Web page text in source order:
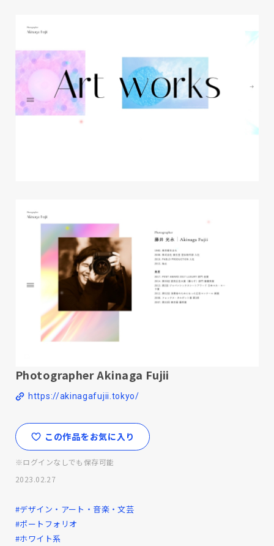
Photographer Akinaga Fujii
https://akinagafujii.tokyo/
この作品をお気に入り
※ログインなしでも保存可能
2023.02.27
#デザイン・アート・音楽・文芸
#ポートフォリオ
#ホワイト系